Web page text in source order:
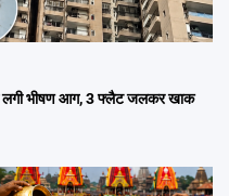
लगी भीषण आग, 3 फ्लैट जलकर खाक